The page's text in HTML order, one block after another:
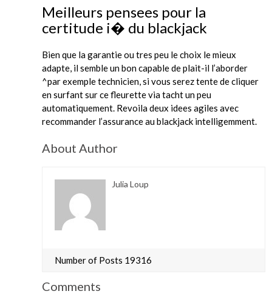
Meilleurs pensees pour la
certitude i� du blackjack
Bien que la garantie ou tres peu le choix le mieux
adapte, il semble un bon capable de plait-il l’aborder
^par exemple technicien, si vous serez tente de cliquer
en surfant sur ce fleurette via tacht un peu
automatiquement. Revoila deux idees agiles avec
recommander l’assurance au blackjack intelligemment.
About Author
Julia Loup
Number of Posts 19316
Comments